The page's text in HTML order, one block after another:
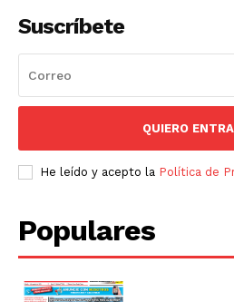
Suscríbete
QUIERO
He leído y acepto la Política de
Populares